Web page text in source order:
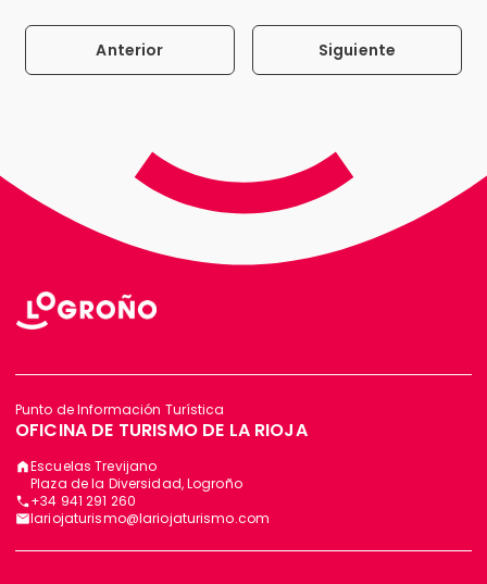
Anterior Siguiente
Punto de Información Turística
OFICINA DE TURISMO DE LA RIOJA
Escuelas Trevijano
Plaza de la Diversidad, Logroño
+34 941 291 260
lariojaturismo@lariojaturismo.com